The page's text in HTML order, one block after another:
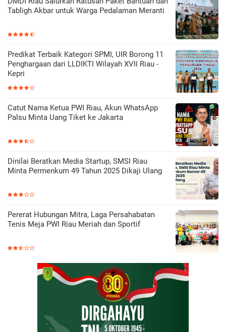
Tabligh Akbar untuk Warga Pedalaman Meranti
Predikat Terbaik Kategori SPMI, UIR Borong 11
Penghargaan dari LLDIKTI Wilayah XVII Riau -
Kepri
Catut Nama Ketua PWI Riau, Akun WhatsApp
Palsu Minta Uang Tiket ke Jakarta
Dinilai Beratkan Media Startup, SMSI Riau
Minta Permenkum 49 Tahun 2025 Dikaji Ulang
Pererat Hubungan Mitra, Laga Persahabatan
Tenis Meja PWI Riau Meriah dan Sportif